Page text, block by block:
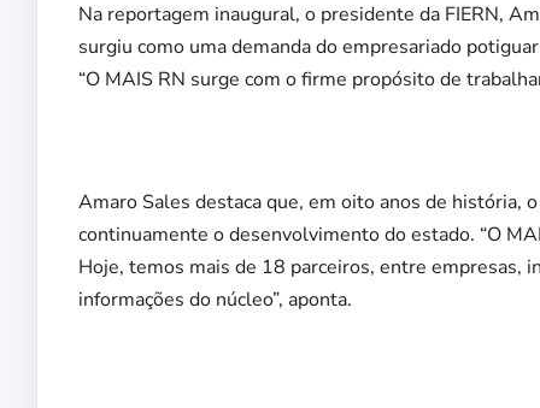
Na reportagem inaugural, o presidente da FIERN,
surgiu como uma demanda do empresariado
“O MAIS RN surge com o firme propósito de
Amaro Sales destaca que, em oito anos de história,
continuamente o desenvolvimento do estado. “O
Hoje, temos mais de 18 parceiros, entre empresas,
informações do núcleo”, aponta.